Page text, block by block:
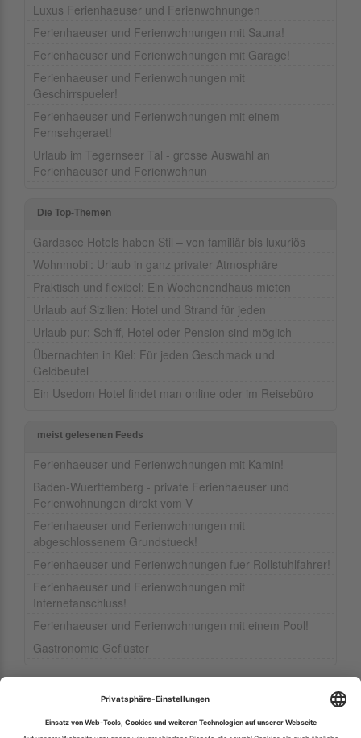
Luxus Ferienhaeuser und Ferienwohnungen
Ferienhaeuser und Ferienwohnungen mit Sauna!
Ferienhaeuser und Ferienwohnungen mit Garage!
Ferienhaeuser und Ferienwohnungen mit
Geschirrspueler!
Ferienhaeuser und Ferienwohnungen mit einem
Fernsehgeraet!
Urlaub im Tegernseer Tal - grosse Auswahl an
Ferienhaeuser und Ferienwohnun
Die Top-Themen
Gardasee Hotels haben Stil – von familiär bis luxuriös
Wohnmobil: Urlaub in ganz privater Atmosphäre
Praktisch und flexibel: Ein Wochenendhaus mieten
Urlaub auf Sizilien: Hotel und Strand für jeden
Urlaub pur: Schiff, Hotel oder Pension sind möglich
Übernachten in Kiel: Für jeden Geschmack und
Geldbeutel
Ein Usedom Hotel findet man online oder im Reisebüro
meist gelesenen Feeds
Ferienhaeuser und Ferienwohnungen mit Kamin!
Baden-Wuerttemberg - private Ferienhaeuser und
Ferienwohnungen direkt vom V
Ferienhaeuser und Ferienwohnungen mit
abgeschlossenem Grundstueck!
Ferienhaeuser und Ferienwohnungen fuer Rollstuhlfahrer!
Ferienhaeuser und Ferienwohnungen mit
Internetanschluss!
Ferienhaeuser und Ferienwohnungen mit einem Pool!
Gastronomie Geflüster